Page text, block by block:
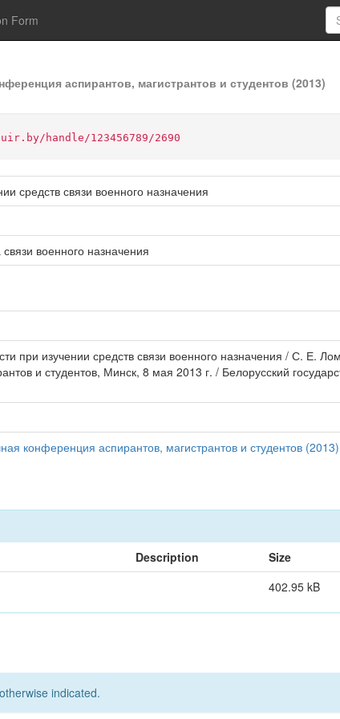
Form
аспирантов, магистрантов и студентов (2013)
handle/123456789/2690
средств связи военного назначения
военного назначения
при изучении средств связи военного назначения / С. Е.
и студентов, Минск, 8 мая 2013 г. / Белорусский
конференция аспирантов, магистрантов и студентов (2013)
Description Size
402.95 kB
indicated.